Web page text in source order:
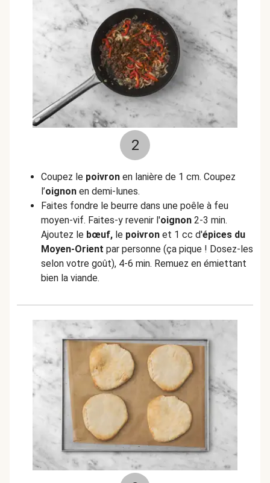
2
Coupez le poivron en lanière de 1 cm. Coupez
l’oignon en demi-lunes.
Faites fondre le beurre dans une poêle à feu
moyen-vif. Faites-y revenir l'oignon 2-3 min.
Ajoutez le bœuf, le poivron et 1 cc d'épices du
Moyen-Orient par personne (ça pique ! Dosez-les
selon votre goût), 4-6 min. Remuez en émiettant
bien la viande.